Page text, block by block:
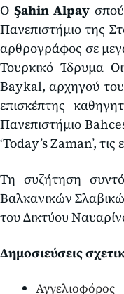
Ο Şahin Alpay
Πανεπιστήμιο της
αρθρογράφος σε
Τουρκικό Ίδρυμα
Baykal, αρχηγού
επισκέπτης
Πανεπιστήμιο
‘Today’s Zaman’,
Τη συζήτηση
Βαλκανικών
του Δικτύου
Δημοσιεύσεις
Αγγελιοφόρος